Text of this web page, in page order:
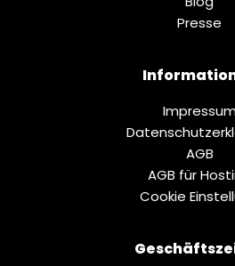
Presse
AGB
AGB für
Cookie